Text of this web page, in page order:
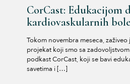
CorCast: Edukacijom
kardiovaskularnih
Tokom novembra meseca,
projekat koji smo sa
podkast CorCast, koji se bavi
savetima i[…]